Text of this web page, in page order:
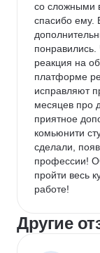
со сложными
спасибо ему.
реакция на
платформе
исправляют
месяцев про
приятное
комьюнити
сделали,
профессии!
пройти весь
работе!
Другие